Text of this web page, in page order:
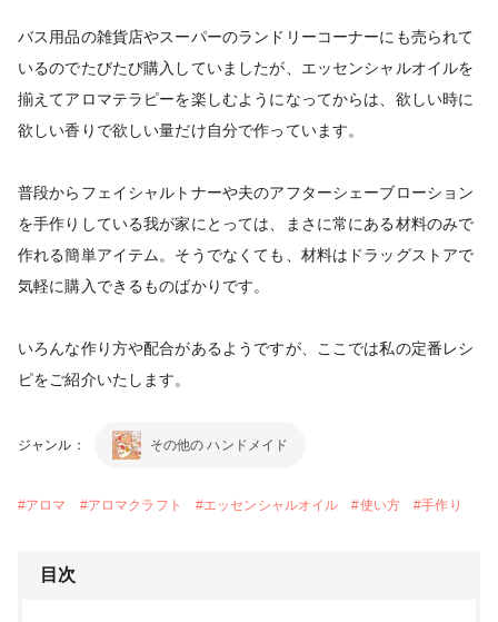
バス用品の雑貨店やスーパーのランドリーコーナーにも売られて
いるのでたびたび購入していましたが、エッセンシャルオイルを
揃えてアロマテラピーを楽しむようになってからは、欲しい時に
欲しい香りで欲しい量だけ自分で作っています。
普段からフェイシャルトナーや夫のアフターシェーブローション
を手作りしている我が家にとっては、まさに常にある材料のみで
作れる簡単アイテム。そうでなくても、材料はドラッグストアで
気軽に購入できるものばかりです。
いろんな作り方や配合があるようですが、ここでは私の定番レシ
ピをご紹介いたします。
ジャンル： その他の ハンドメイド
#アロマ #アロマクラフト #エッセンシャルオイル #使い方 #手作り
目次